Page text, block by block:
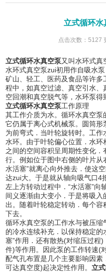
立式循环水
点击次数：5127
立式循环水真空泵又叫水环式真
水环式真空泵zui初用作自吸水
矿山、轻工、医药及食品等许
程中，如真空过滤、真空引水
空回潮和真空脱气等，水环泵得
立式循环水真空泵工作原理
其工作介质为水。循环水真空泵
它仍属于离心式机械泵。圆筒
为前弯式．当叶轮旋转时。工
水环。由于叶轮偏心位置．水
之间的空间容积呈周期性变化．
行。例如位于图中右侧的叶片
水活塞”就离心向外推去．使这
达zui大。于是就从轴向吸气口4
左上方转动过程中．“水活塞”
间义逐渐由大变小．于是将吸
出。随着叶轮稳定转动．每个
下去。
循环水真空泵的工作水与被压
的冷水连续补充．以保持稳定
塞”作用．还有散热(对缩压过程
件)等作用。因此泵的工作转速(
配气孔布置是几个主要影响因
可达真空度)起决定性作用。立